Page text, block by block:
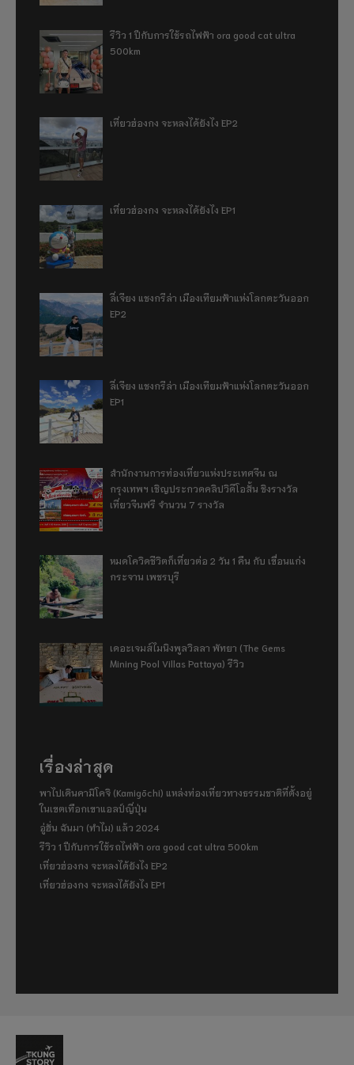
รีวิว 1 ปีกับการใช้รถไฟฟ้า ora good cat ultra
500km
เที่ยวฮ่องกง จะหลงได้ยังไง EP2
เที่ยวฮ่องกง จะหลงได้ยังไง EP1
ลี่เจียง แชงกรีล่า เมืองเทียมฟ้าแห่งโลกตะวันออก
EP2
ลี่เจียง แชงกรีล่า เมืองเทียมฟ้าแห่งโลกตะวันออก
EP1
สำนักงานการท่องเที่ยวแห่งประเทศจีน ณ
กรุงเทพฯ เชิญประกวดคลิปวิดีโอสั้น ชิงรางวัล
เที่ยวจีนฟรี จำนวน 7 รางวัล
หมดโควิดชีวิตก็เที่ยวต่อ 2 วัน 1 คืน กับ เขื่อนแก่ง
กระจาน เพชรบุรี
เดอะเจมส์ไมนิงพูลวิลลา พัทยา (The Gems
Mining Pool Villas Pattaya) รีวิว
เรื่องล่าสุด
พาไปเดินคามิโคจิ (Kamigōchi) แหล่งท่องเที่ยวทางธรรมชาติที่ตั้งอยู่
ในเขตเทือกเขาแอลป์ญี่ปุ่น
อู่ฮั่น ฉันมา (ทำไม) แล้ว 2024
รีวิว 1 ปีกับการใช้รถไฟฟ้า ora good cat ultra 500km
เที่ยวฮ่องกง จะหลงได้ยังไง EP2
เที่ยวฮ่องกง จะหลงได้ยังไง EP1